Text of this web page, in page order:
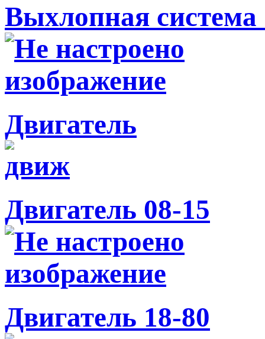
Выхлопная система
Двигатель
Двигатель 08-15
Двигатель 18-80